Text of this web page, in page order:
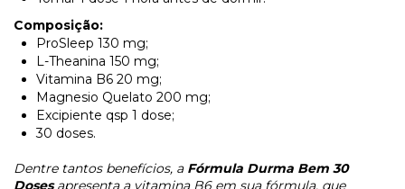
Composição:
ProSleep 130 mg;
L-Theanina 150 mg;
Vitamina B6 20 mg;
Magnesio Quelato 200 mg;
Excipiente qsp 1 dose;
30 doses.
Dentre tantos benefícios, a Fórmula Durma Bem 30
Dosesapresenta a vitamina B6 em sua fórmula, que